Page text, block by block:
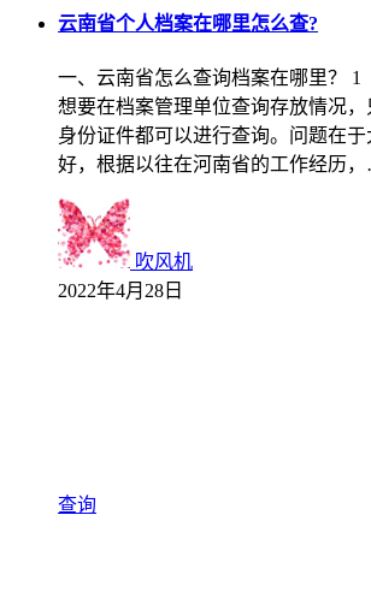
云南省个人档案在哪里怎么查?
一、云南省怎么查询档案在哪里？ 1
想要在档案管理单位查询存放情况
身份证件都可以进行查询。问题在
好，根据以往在河南省的工作经历
吹风机
2022年4月28日
查询